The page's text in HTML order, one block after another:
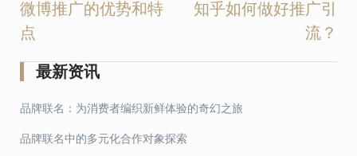
文
章
导
航
微博推广的优势和特
点
知乎如何做好推广引
流？
最新资讯
品牌联名：为消费者编织新鲜体验的奇幻之旅
品牌联名中的多元化合作对象探索